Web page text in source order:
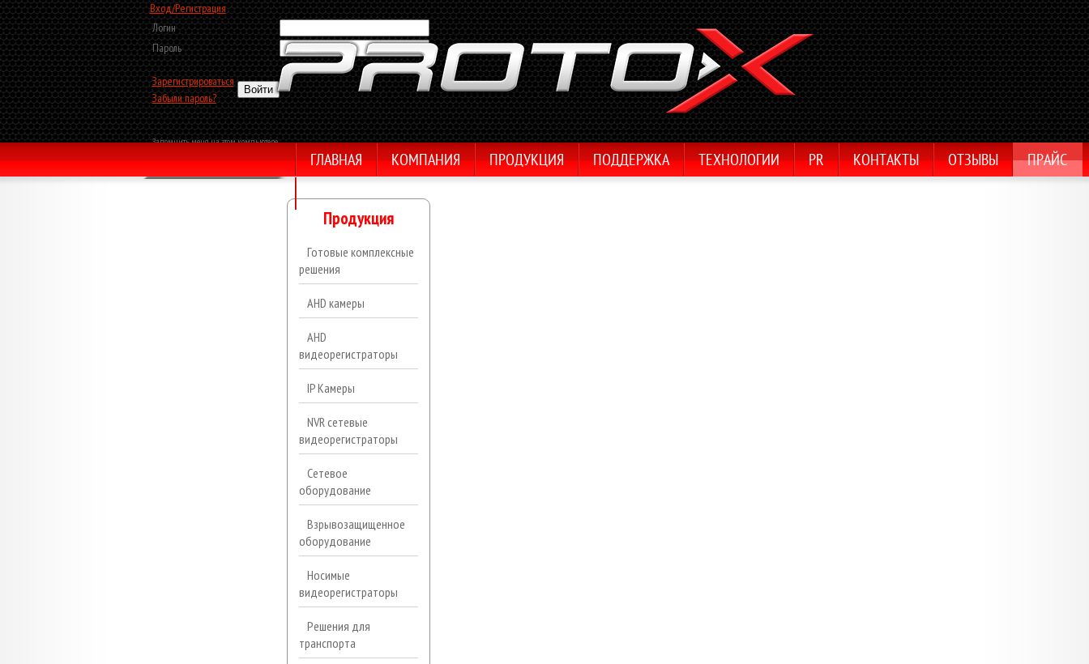
Вход/Регистрация
Логин
Пароль
Зарегистрироваться
Забыли пароль?
Запомнить меня на этом компьютере
ГЛАВНАЯ КОМПАНИЯ ПРОДУКЦИЯ ПОДДЕРЖКА ТЕХНОЛОГИИ PR КОНТАКТЫ ОТЗЫВЫ ПРАЙС
Продукция
Готовые комплексные
решения
AHD камеры
AHD
видеорегистраторы
IP Камеры
NVR сетевые
видеорегистраторы
Сетевое
оборудование
Взрывозащищенное
оборудование
Носимые
видеорегистраторы
Решения для
транспорта